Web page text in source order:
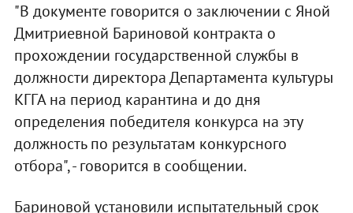
"В документе говорится о заключении с Яной
Дмитриевной Бариновой контракта о
прохождении государственной службы в
должности директора Департамента культуры
КГГА на период карантина и до дня
определения победителя конкурса на эту
должность по результатам конкурсного
отбора", - говорится в сообщении.
Бариновой установили испытательный срок